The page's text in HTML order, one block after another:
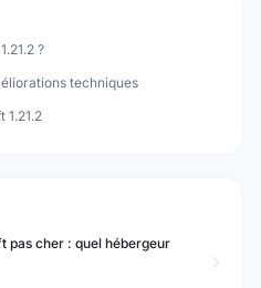
?
techniques
1.21.2
pas cher : quel hébergeur